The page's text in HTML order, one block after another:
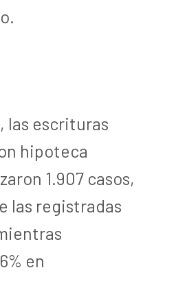
las escrituras
hipoteca
1.907 casos,
las registradas
en